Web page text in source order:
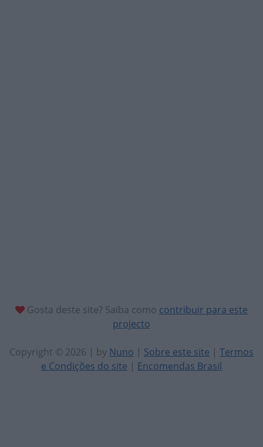
Gosta deste site? Saiba como contribuir para este
projecto
Copyright © 2026 | by Nuno | Sobre este site | Termos
e Condições do site | Encomendas Brasil